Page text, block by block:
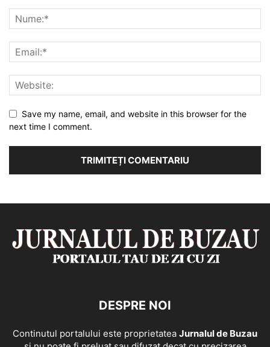
Save my name, email, and website in this browser for the
next time I comment.
DESPRE NOI
Continutul portalului este proprietatea Jurnalul de Buzau